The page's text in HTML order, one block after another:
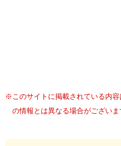
※このサイトに掲載されている内
の情報とは異なる場合がございま